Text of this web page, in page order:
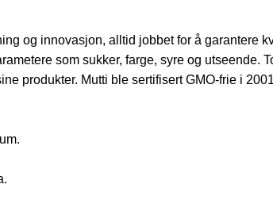
og innovasjon, alltid jobbet for å garantere
som sukker, farge, syre og utseende.
produkter. Mutti ble sertifisert GMO-frie i